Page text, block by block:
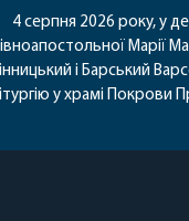
4 серпня 2026 року, у
Марії
і Барський
у храмі Покрови
Барського